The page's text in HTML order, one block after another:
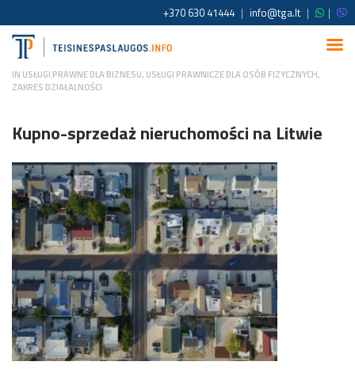
+370 630 41444 | info@tga.lt | |
IN USŁUGI PRAWNE DLA BIZNESU, USŁUGI PRAWNICZE DLA OSÓB FIZYCZNYCH,
ZAKRES DZIAŁALNOŚCI
Kupno-sprzedaż nieruchomości na Litwie